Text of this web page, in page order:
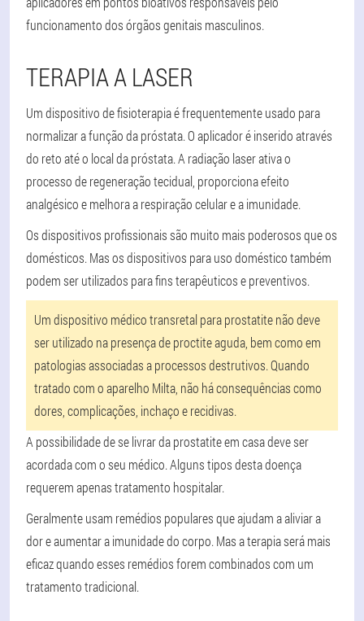
funcionamento dos órgãos genitais masculinos.
TERAPIA A LASER
Um dispositivo de fisioterapia é frequentemente usado para
normalizar a função da próstata. O aplicador é inserido através
do reto até o local da próstata. A radiação laser ativa o
processo de regeneração tecidual, proporciona efeito
analgésico e melhora a respiração celular e a imunidade.
Os dispositivos profissionais são muito mais poderosos que os
domésticos. Mas os dispositivos para uso doméstico também
podem ser utilizados para fins terapêuticos e preventivos.
Um dispositivo médico transretal para prostatite não deve
ser utilizado na presença de proctite aguda, bem como em
patologias associadas a processos destrutivos. Quando
tratado com o aparelho Milta, não há consequências como
dores, complicações, inchaço e recidivas.
A possibilidade de se livrar da prostatite em casa deve ser
acordada com o seu médico. Alguns tipos desta doença
requerem apenas tratamento hospitalar.
Geralmente usam remédios populares que ajudam a aliviar a
dor e aumentar a imunidade do corpo. Mas a terapia será mais
eficaz quando esses remédios forem combinados com um
tratamento tradicional.